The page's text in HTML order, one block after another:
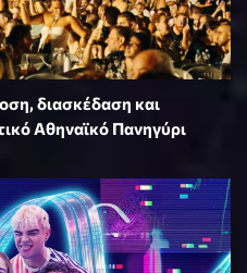
διασκέδαση και
Αθηναϊκό Πανηγύρι